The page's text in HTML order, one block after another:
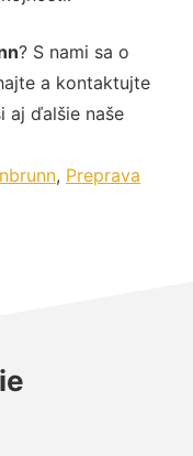
? S nami sa o
a kontaktujte
aj ďalšie naše
, Preprava